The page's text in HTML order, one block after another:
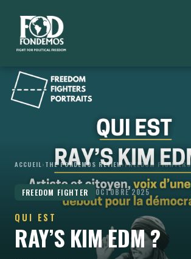
ACCUEIL› THE FONDEMOS REVIEW›FREEDOM FIGHTERS
FREEDOM FIGHTER OCTOBRE 2025
QUI EST
RAY’S KIM EDM ?